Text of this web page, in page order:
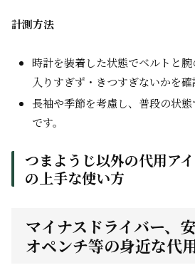
計測方法
時計を装着した状態でベルトと腕
入りすぎず・きつすぎないかを確
長袖や季節を考慮し、普段の状
です。
つまようじ以外の代用ア
の上手な使い方
マイナスドライバー、
オペンチ等の身近な代